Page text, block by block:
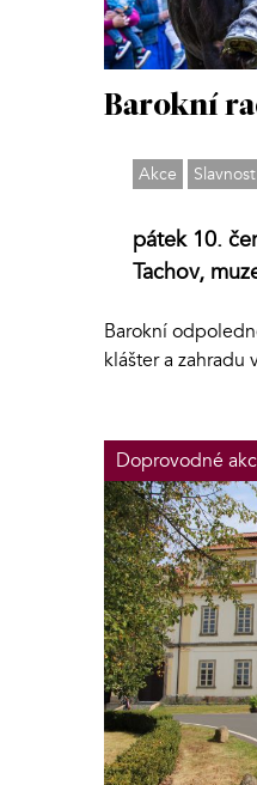
Barokní
Akce Slavnost
pátek 10.
Tachov,
Barokní
klášter a zahradu
Doprovodné